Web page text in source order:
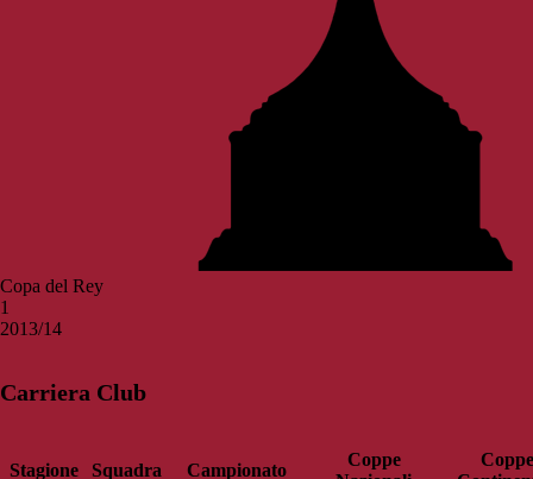
Copa del Rey
1
2013/14
Carriera Club
Stagione Squadra Campionato
Coppe
Coppe